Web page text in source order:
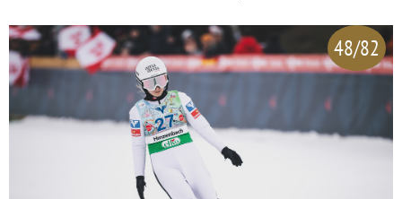
48/82